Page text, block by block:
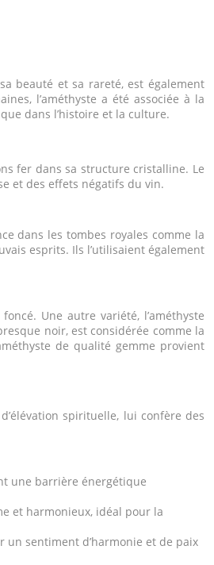
beauté et sa rareté, est également
l’améthyste a été associée à la
dans l’histoire et la culture.
fer dans sa structure cristalline. Le
et des effets négatifs du vin.
dans les tombes royales comme la
esprits. Ils l’utilisaient également
Une autre variété, l’améthyste
noir, est considérée comme la
de qualité gemme provient
spirituelle, lui confère des
une barrière énergétique
et harmonieux, idéal pour la
un sentiment d’harmonie et de paix